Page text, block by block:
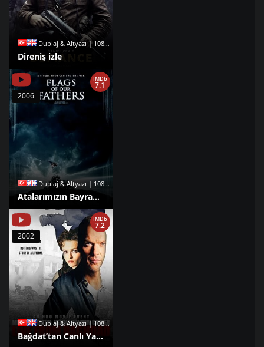
Dublaj & Altyazı | 1080p |
Direniş izle
Dublaj & Altyazı | 1080p |
Atalarımızın Bayrakları izle
IMDb
7.1
2006
Dublaj & Altyazı | 1080p |
Bağdat’tan Canlı Yayın izle
IMDb
7.2
2002